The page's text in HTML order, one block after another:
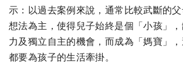
示：以過去案例來說，通常比較武斷的
想法為主，使得兒子始終是個「小孩」
力及獨立自主的機會，而成為「媽寶」
都要為孩子的生活牽掛。